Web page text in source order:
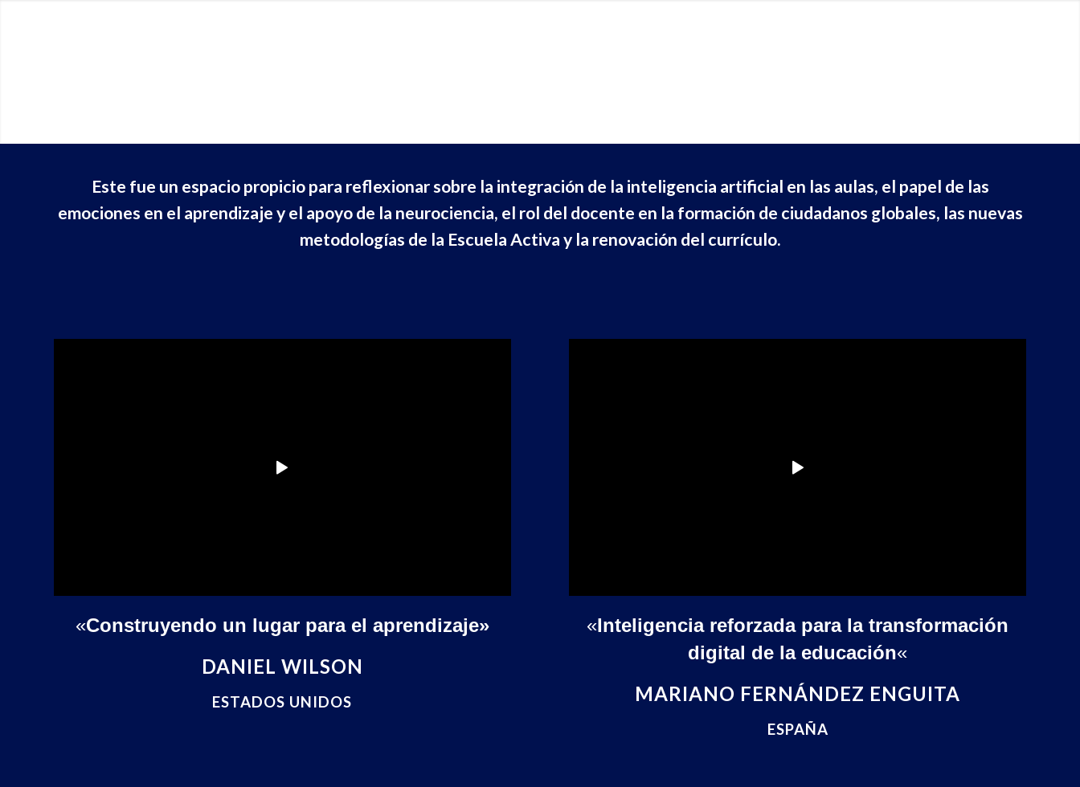
Este fue un espacio propicio para reflexionar sobre la integración de la inteligencia artificial en las aulas, el papel de las
emociones en el aprendizaje y el apoyo de la neurociencia, el rol del docente en la formación de ciudadanos globales, las nuevas
metodologías de la Escuela Activa y la renovación del currículo.
«Construyendo un lugar para el aprendizaje»
DANIEL WILSON
ESTADOS UNIDOS
«Inteligencia reforzada para la transformación
digital de la educación«
MARIANO FERNÁNDEZ ENGUITA
ESPAÑA